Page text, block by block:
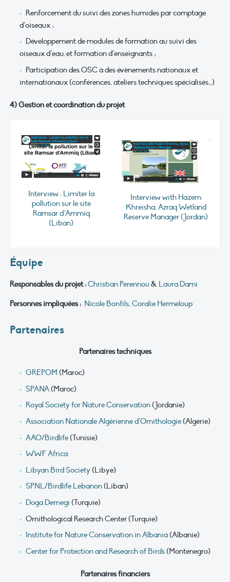
Renforcement du suivi des zones humides par comptage
d’oiseaux ;
Développement de modules de formation au suivi des
oiseaux d’eau, et formation d’enseignants ;
Participation des OSC à des évènements nationaux et
internationaux (conférences, ateliers techniques spécialisés…)
4) Gestion et coordination du projet
Interview : Limiter la
pollution sur le site
Ramsar d’Ammiq
(Liban)
Interview with Hazem
Khreisha, Azraq Wetland
Reserve Manager (Jordan)
Équipe
Responsables du projet :Christian Perennou& Laura Dami
Personnes impliquées : Nicole Bonfils,Coralie Hermeloup
Partenaires
Partenaires techniques
GREPOM (Maroc)
SPANA(Maroc)
Royal Society for Nature Conservation(Jordanie)
Association Nationale Algérienne d’Ornithologie(Algérie)
AAO/Birdlife(Tunisie)
WWF Africa
Libyan Bird Society (Libye)
SPNL/Birdlife Lebanon(Liban)
Doga Dernegi (Turquie)
Ornithological Research Center (Turquie)
Institute for Nature Conservation in Albania(Albanie)
Center for Protection and Research of Birds(Montenegro)
Partenaires financiers